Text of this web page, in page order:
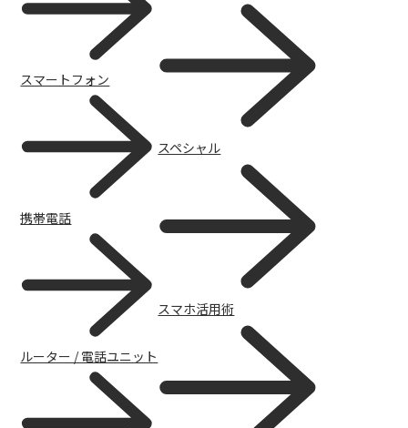
スマートフォン
携帯電話
ルーター / 電話ユニット
スペシャル
スマホ活用術